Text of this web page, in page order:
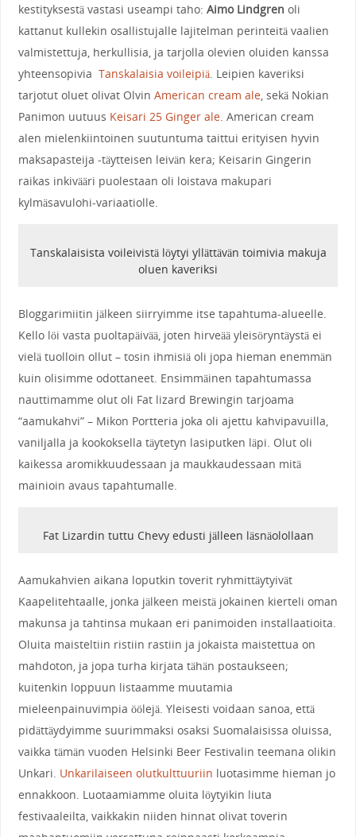
kestityksestä vastasi useampi taho: Aimo Lindgren oli
kattanut kullekin osallistujalle lajitelman perinteitä vaalien
valmistettuja, herkullisia, ja tarjolla olevien oluiden kanssa
yhteensopivia Tanskalaisia voileipiä. Leipien kaveriksi
tarjotut oluet olivat Olvin American cream ale, sekä Nokian
Panimon uutuus Keisari 25 Ginger ale. American cream
alen mielenkiintoinen suutuntuma taittui erityisen hyvin
maksapasteija -täytteisen leivän kera; Keisarin Gingerin
raikas inkivääri puolestaan oli loistava makupari
kylmäsavulohi-variaatiolle.
Tanskalaisista voileivistä löytyi yllättävän toimivia makuja
oluen kaveriksi
Bloggarimiitin jälkeen siirryimme itse tapahtuma-alueelle.
Kello löi vasta puoltapäivää, joten hirveää yleisöryntäystä ei
vielä tuolloin ollut – tosin ihmisiä oli jopa hieman enemmän
kuin olisimme odottaneet. Ensimmäinen tapahtumassa
nauttimamme olut oli Fat lizard Brewingin tarjoama
“aamukahvi” – Mikon Portteria joka oli ajettu kahvipavuilla,
vaniljalla ja kookoksella täytetyn lasiputken läpi. Olut oli
kaikessa aromikkuudessaan ja maukkaudessaan mitä
mainioin avaus tapahtumalle.
Fat Lizardin tuttu Chevy edusti jälleen läsnäolollaan
Aamukahvien aikana loputkin toverit ryhmittäytyivät
Kaapelitehtaalle, jonka jälkeen meistä jokainen kierteli oman
makunsa ja tahtinsa mukaan eri panimoiden installaatioita.
Oluita maisteltiin ristiin rastiin ja jokaista maistettua on
mahdoton, ja jopa turha kirjata tähän postaukseen;
kuitenkin loppuun listaamme muutamia
mieleenpainuvimpia öölejä. Yleisesti voidaan sanoa, että
pidättäydyimme suurimmaksi osaksi Suomalaisissa oluissa,
vaikka tämän vuoden Helsinki Beer Festivalin teemana olikin
Unkari. Unkarilaiseen olutkulttuuriin luotasimme hieman jo
ennakkoon. Luotaamiamme oluita löytyikin liuta
festivaaleilta, vaikkakin niiden hinnat olivat toverin